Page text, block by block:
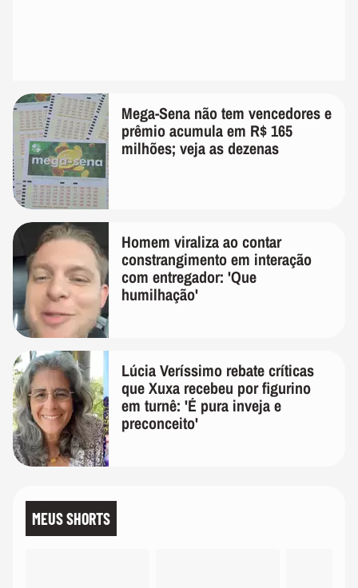
Mega-Sena não tem vencedores e
prêmio acumula em R$ 165
milhões; veja as dezenas
Homem viraliza ao contar
constrangimento em interação
com entregador: 'Que
humilhação'
Lúcia Veríssimo rebate críticas
que Xuxa recebeu por figurino
em turnê: 'É pura inveja e
preconceito'
MEUS SHORTS